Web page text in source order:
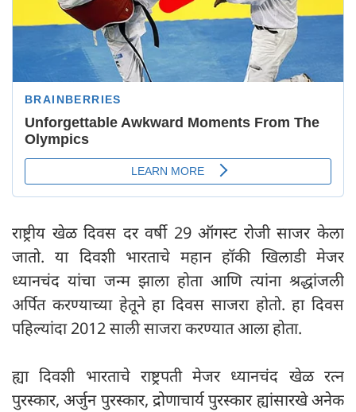
राष्ट्रीय खेळ दिवस दर वर्षी 29 ऑगस्ट रोजी साजर केला
जातो. या दिवशी भारताचे महान हॉकी खिलाडी मेजर
ध्यानचंद यांचा जन्म झाला होता आणि त्यांना श्रद्धांजली
अर्पित करण्याच्या हेतूने हा दिवस साजरा होतो. हा दिवस
पहिल्यांदा 2012 साली साजरा करण्यात आला होता.
ह्या दिवशी भारताचे राष्ट्रपती मेजर ध्यानचंद खेळ रत्न
पुरस्कार, अर्जुन पुरस्कार, द्रोणाचार्य पुरस्कार ह्यांसारखे अनेक